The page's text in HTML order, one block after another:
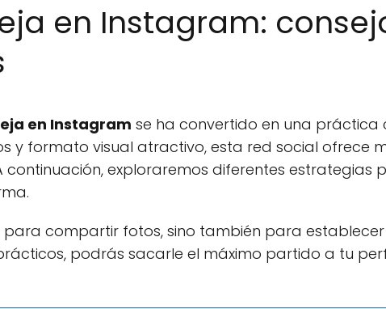
en Instagram:
en Instagram se ha convertido en una práctica
y formato visual atractivo, esta red social ofrece
continuación, exploraremos diferentes estrategias
compartir fotos, sino también para establecer
podrás sacarle el máximo partido a tu